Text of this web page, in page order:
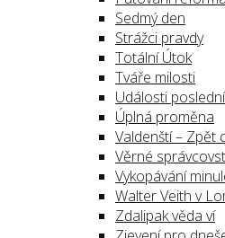
Sedmý den
Strážci pravdy
Totální Útok
Tváře milosti
Události
Úplná proměna
Valdenští – Zpět
Věrné
Vykopávání
Walter Veith v
Zdalipak věda ví